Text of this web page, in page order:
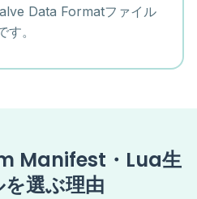
Data Formatファイル
す。
Manifest・Lua生
選ぶ理由